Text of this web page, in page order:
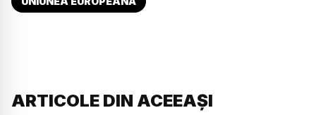
ARTICOLE DIN ACEEAȘI